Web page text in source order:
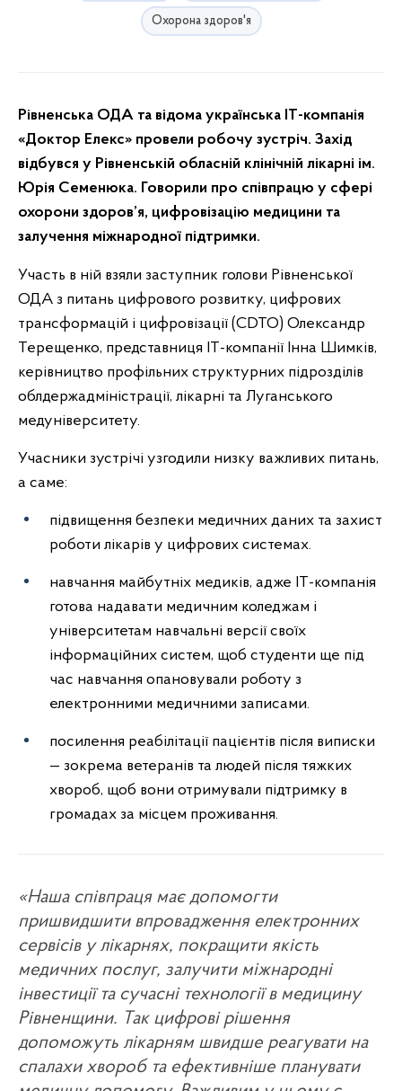
Охорона здоров'я
Рівненська ОДА та відома українська ІТ-компанія
«Доктор Елекс» провели робочу зустріч. Захід
відбувся у Рівненській обласній клінічній лікарні ім.
Юрія Семенюка. Говорили про співпрацю у сфері
охорони здоров’я, цифровізацію медицини та
залучення міжнародної підтримки.
Участь в ній взяли заступник голови Рівненської
ОДА з питань цифрового розвитку, цифрових
трансформацій і цифровізації (CDTO) Олександр
Терещенко, представниця ІТ-компанії Інна Шимків,
керівництво профільних структурних підрозділів
облдержадміністрації, лікарні та Луганського
медуніверситету.
Учасники зустрічі узгодили низку важливих питань,
а саме:
підвищення безпеки медичних даних та захист
роботи лікарів у цифрових системах.
навчання майбутніх медиків, адже ІТ-компанія
готова надавати медичним коледжам і
університетам навчальні версії своїх
інформаційних систем, щоб студенти ще під
час навчання опановували роботу з
електронними медичними записами.
посилення реабілітації пацієнтів після виписки
— зокрема ветеранів та людей після тяжких
хвороб, щоб вони отримували підтримку в
громадах за місцем проживання.
«Наша співпраця має допомогти
пришвидшити впровадження електронних
сервісів у лікарнях, покращити якість
медичних послуг, залучити міжнародні
інвестиції та сучасні технології в медицину
Рівненщини. Так цифрові рішення
допоможуть лікарням швидше реагувати на
спалахи хвороб та ефективніше планувати